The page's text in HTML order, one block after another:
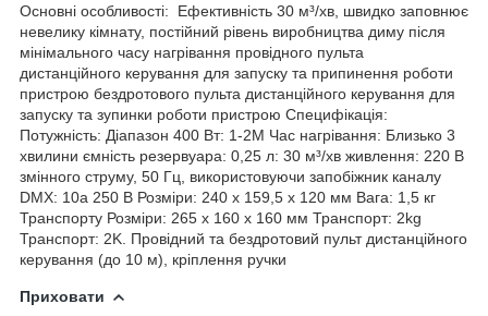
Основні особливості: Ефективність 30 м³/хв, швидко заповнює
невелику кімнату, постійний рівень виробництва диму після
мінімального часу нагрівання провідного пульта
дистанційного керування для запуску та припинення роботи
пристрою бездротового пульта дистанційного керування для
запуску та зупинки роботи пристрою Специфікація:
Потужність: Діапазон 400 Вт: 1-2M Час нагрівання: Близько 3
хвилини ємність резервуара: 0,25 л: 30 м³/хв живлення: 220 В
змінного струму, 50 Гц, використовуючи запобіжник каналу
DMX: 10a 250 В Розміри: 240 х 159,5 х 120 мм Вага: 1,5 кг
Транспорту Розміри: 265 x 160 x 160 мм Транспорт: 2kg
Транспорт: 2K. Провідний та бездротовий пульт дистанційного
керування (до 10 м), кріплення ручки
Приховати